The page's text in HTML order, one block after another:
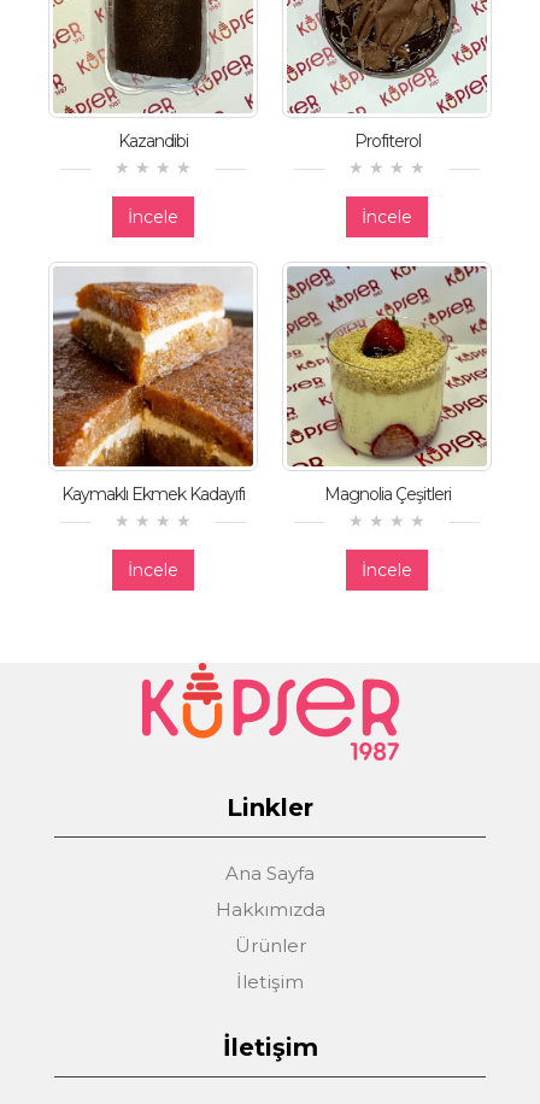
Kazandibi
İncele
Profiterol
İncele
Kaymaklı Ekmek Kadayıfı
İncele
Magnolia Çeşitleri
İncele
Linkler
Ana Sayfa
Hakkımızda
Ürünler
İletişim
İletişim